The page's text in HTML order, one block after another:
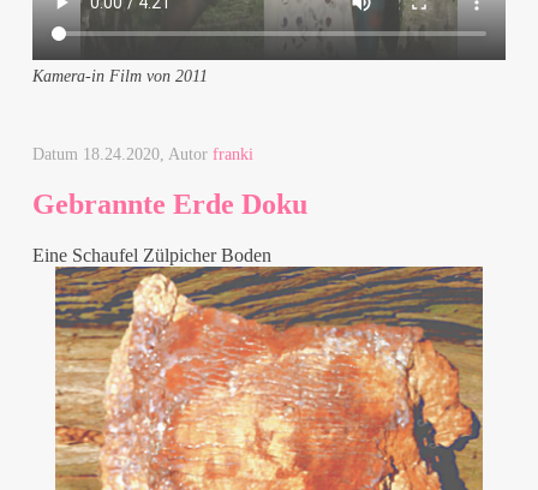
Kamera-in Film von 2011
Datum 18.24.2020, Autorfranki
Gebrannte Erde Doku
Eine Schaufel Zülpicher Boden